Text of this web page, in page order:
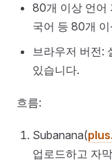
80개 이상 언어
국어 등 80개
브라우저 버전:
있습니다.
흐름:
Subanana(
업로드하고 자